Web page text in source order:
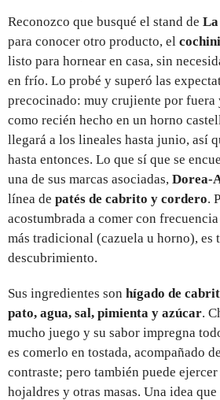
Reconozco que busqué el stand de
para conocer otro producto, el
listo para hornear en casa, sin
en frío. Lo probé y superó las
precocinado: muy crujiente por fuera
como recién hecho en un horno
llegará a los lineales hasta junio, así
hasta entonces. Lo que sí que se
una de sus marcas asociadas, Dorea-
línea de patés de cabrito y cordero.
acostumbrada a comer con
más tradicional (cazuela u horno), es
descubrimiento.
Sus ingredientes son hígado de
pato, agua, sal, pimienta y azúcar.
mucho juego y su sabor impregna
es comerlo en tostada, acompañado
contraste; pero también puede
hojaldres y otras masas. Una idea